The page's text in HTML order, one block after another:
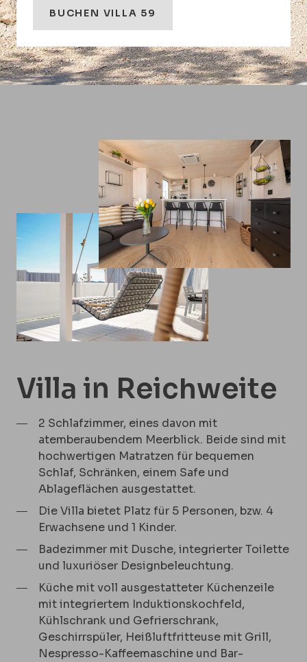
Villa in Reichweite
2 Schlafzimmer, eines davon mit
atemberaubendem Meerblick. Beide sind mit
hochwertigen Matratzen für bequemen
Schlaf, Schränken, einem Safe und
Ablageflächen ausgestattet.
Die Villa bietet Platz für 5 Personen, bzw. 4
Erwachsene und 1 Kinder.
Badezimmer mit Dusche, integrierter Toilette
und luxuriöser Designbeleuchtung.
Küche mit voll ausgestatteter Küchenzeile
mit integriertem Induktionskochfeld,
Kühlschrank und Gefrierschrank,
Geschirrspüler, Heißluftfritteuse mit Grill,
Nespresso-Kaffeemaschine und Bar-